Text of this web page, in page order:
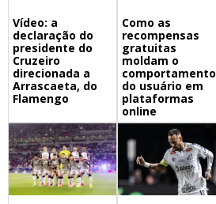
Vídeo: a
declaração do
presidente do
Cruzeiro
direcionada a
Arrascaeta, do
Flamengo
Como as
recompensas
gratuitas
moldam o
comportamento
do usuário em
plataformas
online